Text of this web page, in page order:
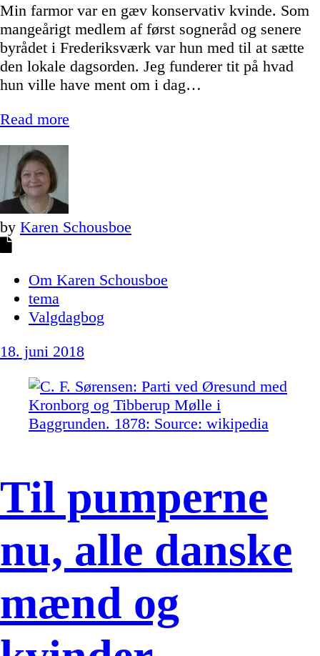
Min farmor var en gæv konservativ kvinde. Som
mangeårigt medlem af først sogneråd og senere
byrådet i Frederiksværk var hun med til at sætte
den lokale dagsorden. Jeg funderer tit på hvad
hun ville have ment om i dag…
Read more
by Karen Schousboe
Om Karen Schousboe
tema
Valgdagbog
18. juni 2018
Til pumperne
nu, alle danske
mænd og